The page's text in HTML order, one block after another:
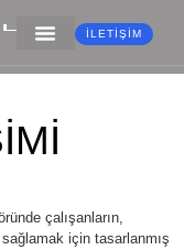
İLETIŞIM
çalışanların,
için tasarlanmış